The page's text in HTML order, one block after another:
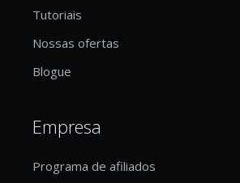
Tutoriais
Nossas ofertas
Blogue
Empresa
Programa de afiliados